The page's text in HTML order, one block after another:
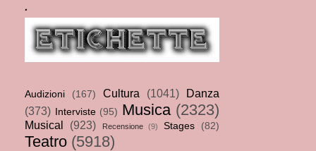
.
Audizioni (167) Cultura (1041)
Danza
(373)
Interviste (95) Musica (2323)
Musical (923) Recensione (9) Stages (82)
Teatro (5918)